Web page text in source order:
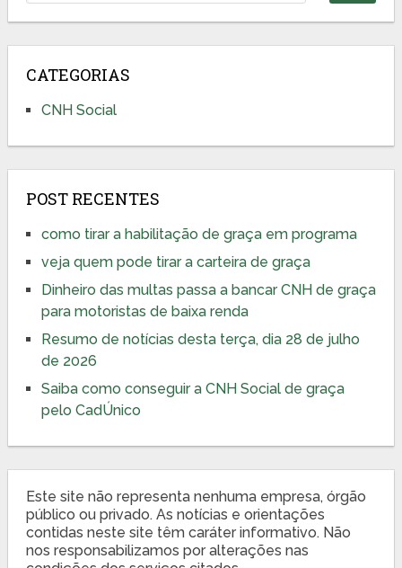
CATEGORIAS
CNH Social
POST RECENTES
como tirar a habilitação de graça em programa
veja quem pode tirar a carteira de graça
Dinheiro das multas passa a bancar CNH de graça
para motoristas de baixa renda
Resumo de notícias desta terça, dia 28 de julho
de 2026
Saiba como conseguir a CNH Social de graça
pelo CadÚnico
Este site não representa nenhuma empresa, órgão
público ou privado. As notícias e orientações
contidas neste site têm caráter informativo. Não
nos responsabilizamos por alterações nas